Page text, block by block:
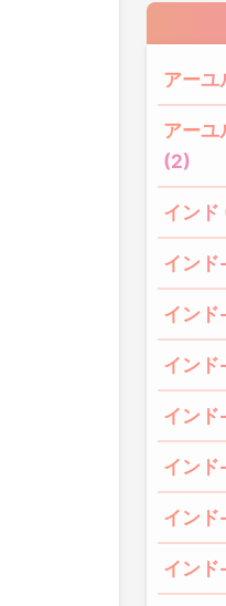
アーユ
アーユ
(2)
インド
イン
イン
イン
イン
イン
イン
イン